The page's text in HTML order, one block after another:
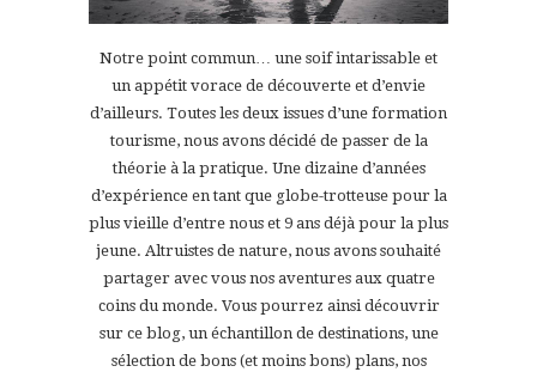
Notre point commun… une soif intarissable et
un appétit vorace de découverte et d’envie
d’ailleurs. Toutes les deux issues d’une formation
tourisme, nous avons décidé de passer de la
théorie à la pratique. Une dizaine d’années
d’expérience en tant que globe-trotteuse pour la
plus vieille d’entre nous et 9 ans déjà pour la plus
jeune. Altruistes de nature, nous avons souhaité
partager avec vous nos aventures aux quatre
coins du monde. Vous pourrez ainsi découvrir
sur ce blog, un échantillon de destinations, une
sélection de bons (et moins bons) plans, nos